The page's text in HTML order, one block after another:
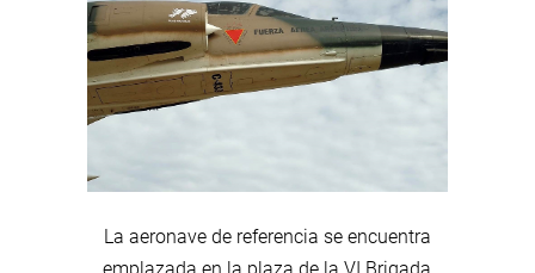
La aeronave de referencia se encuentra
emplazada en la plaza de la VI Brigada